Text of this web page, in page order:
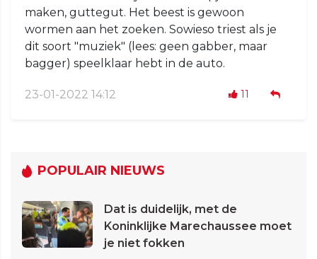
maken, guttegut. Het beest is gewoon
wormen aan het zoeken. Sowieso triest als je
dit soort "muziek" (lees: geen gabber, maar
bagger) speelklaar hebt in de auto.
23-01-2022 14:12 11
POPULAIR NIEUWS
Dat is duidelijk, met de
Koninklijke Marechaussee moet
je niet fokken